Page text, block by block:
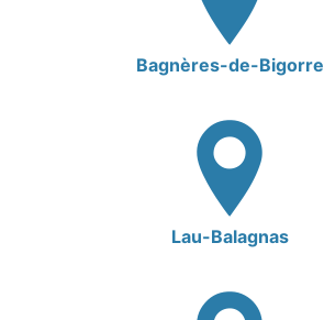
Bagnères-de-Bigorre
Lau-Balagnas